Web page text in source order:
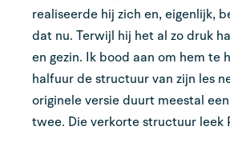
realiseerde hij zich en, eigenlijk,
dat nu. Terwijl hij het al zo druk
en gezin. Ik bood aan om hem te
halfuur de structuur van zijn les
originele versie duurt meestal
twee. Die verkorte structuur leek